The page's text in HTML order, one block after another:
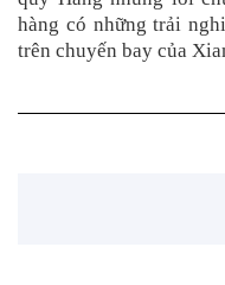
hàng có những trải
trên chuyến bay của